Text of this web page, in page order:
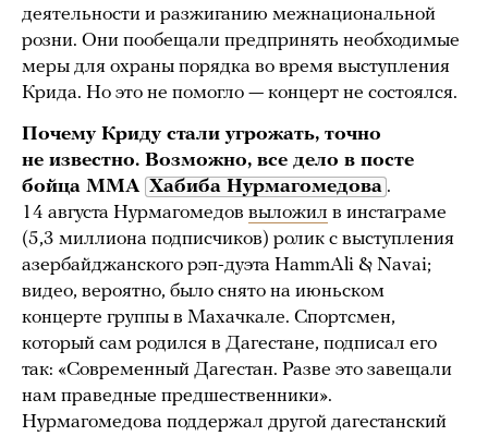
деятельности и разжиганию межнациональной
розни. Они пообещали предпринять необходимые
меры для охраны порядка во время выступления
Крида. Но это не помогло — концерт не состоялся.
Почему Криду стали угрожать, точно
не известно. Возможно, все дело в посте
бойца ММА Хабиба Нурмагомедова .
14 августа Нурмагомедов выложил в инстаграме
(5,3 миллиона подписчиков) ролик с выступления
азербайджанского рэп-дуэта HammAli & Navai;
видео, вероятно, было снято на июньском
концерте группы в Махачкале. Спортсмен,
который сам родился в Дагестане, подписал его
так: «Современный Дагестан. Разве это завещали
нам праведные предшественники».
Нурмагомедова поддержал другой дагестанский